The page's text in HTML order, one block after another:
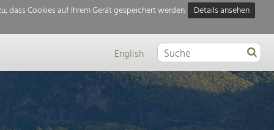
dass Cookies auf Ihrem Gerät gespeichert werden.
Details ansehen
English